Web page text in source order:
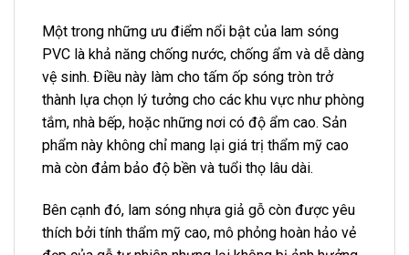
Một trong những ưu điểm nổi bật của lam sóng
PVC là khả năng chống nước, chống ẩm và dễ dàng
vệ sinh. Điều này làm cho tấm ốp sóng tròn trở
thành lựa chọn lý tưởng cho các khu vực như phòng
tắm, nhà bếp, hoặc những nơi có độ ẩm cao. Sản
phẩm này không chỉ mang lại giá trị thẩm mỹ cao
mà còn đảm bảo độ bền và tuổi thọ lâu dài.
Bên cạnh đó, lam sóng nhựa giả gỗ còn được yêu
thích bởi tính thẩm mỹ cao, mô phỏng hoàn hảo vẻ